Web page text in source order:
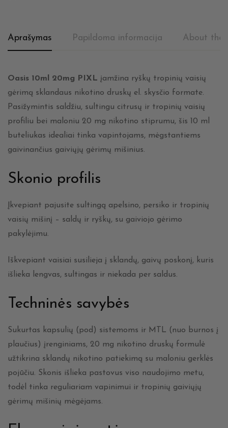
Aprašymas Papildoma informacija About the
Oasis 10ml 20mg PIXL įamžina ryškų tropinių vaisių
gėrimą sklandaus nikotino druskų el. skysčio formate.
Pasižymintis saldžiu, sultingu citrusų ir tropinių vaisių
profiliu bei maloniu 20 mg nikotino stiprumu, šis 10 ml
buteliukas idealiai tinka vapintojams, mėgstantiems
gaivinančius gaiviųjų gėrimų mišinius.
Skonio profilis
Įkvepiant pajusite sultingą apelsino, persiko ir tropinių
vaisių mišinį – saldų ir ryškų, su gaiviojo gėrimo
pakylėjimu.
Iškvepiant vaisiai susilieja į sklandų, gaivų poskonį, kuris
išlieka lengvas, sultingas ir niekada per saldus.
Techninės savybės
Sukurtas kapsulių (pod) sistemoms ir MTL (nuo burnos į
plaučius) įrenginiams, 20 mg nikotino druskų formulė
užtikrina sklandų nikotino patiekimą su maloniu gerklės
pojūčiu. Skonis išlieka pastovus viso naudojimo metu,
todėl tinka reguliariam vapinimui ir tropinių gaiviųjų
gėrimų mišinių mėgėjams.